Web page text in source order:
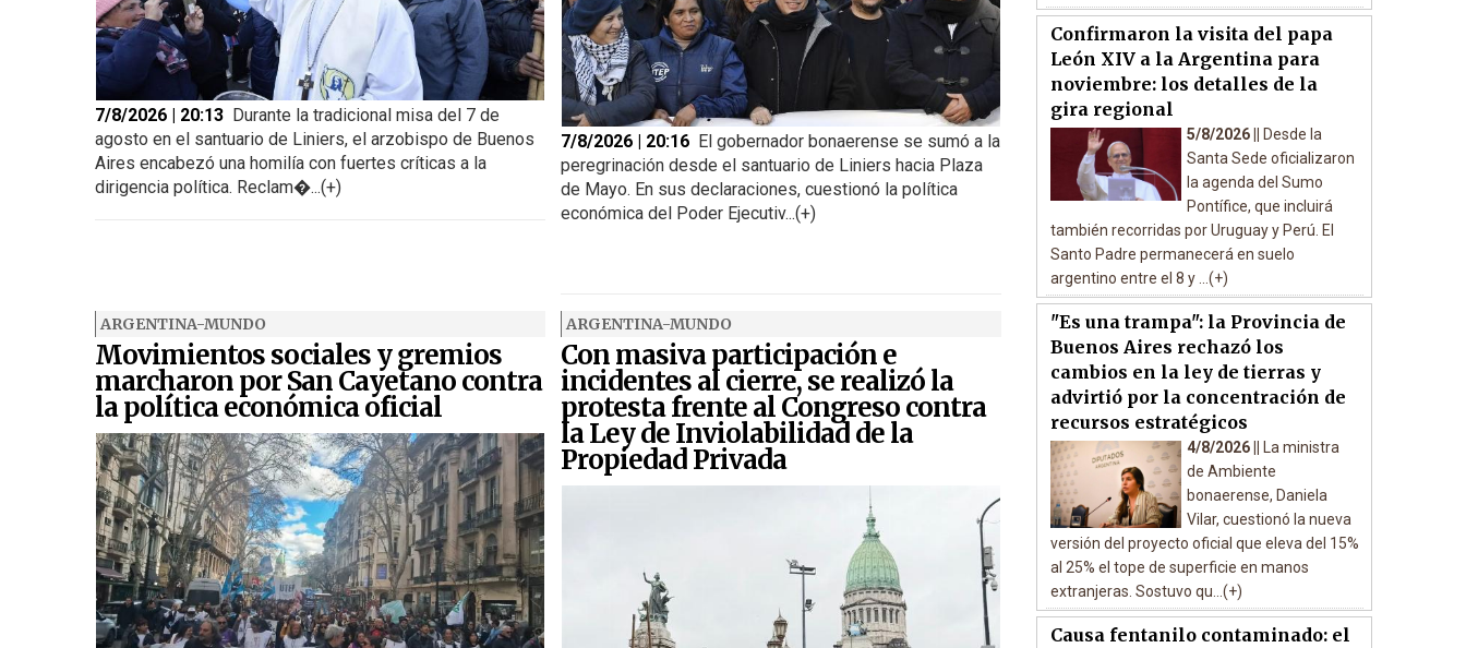
7/8/2026 | 20:13 Durante la tradicional misa del 7 de
agosto en el santuario de Liniers, el arzobispo de Buenos
Aires encabezó una homilía con fuertes críticas a la
dirigencia política. Reclam�...(+)
7/8/2026 | 20:16 El gobernador bonaerense se sumó a la
peregrinación desde el santuario de Liniers hacia Plaza
de Mayo. En sus declaraciones, cuestionó la política
económica del Poder Ejecutiv...(+)
ARGENTINA-MUNDO
Movimientos sociales y gremios
marcharon por San Cayetano contra
la política económica oficial
ARGENTINA-MUNDO
Con masiva participación e
incidentes al cierre, se realizó la
protesta frente al Congreso contra
la Ley de Inviolabilidad de la
Propiedad Privada
Confirmaron la visita del papa
León XIV a la Argentina para
noviembre: los detalles de la
gira regional
5/8/2026 ||
Desde la
Santa Sede oficializaron
la agenda del Sumo
Pontífice, que incluirá
también recorridas por Uruguay y Perú. El
Santo Padre permanecerá en suelo
argentino entre el 8 y ...(+)
"Es una trampa": la Provincia de
Buenos Aires rechazó los
cambios en la ley de tierras y
advirtió por la concentración de
recursos estratégicos
4/8/2026 ||
La ministra
de Ambiente
bonaerense, Daniela
Vilar, cuestionó la nueva
versión del proyecto oficial que eleva del 15%
al 25% el tope de superficie en manos
extranjeras. Sostuvo qu...(+)
Causa fentanilo contaminado: el